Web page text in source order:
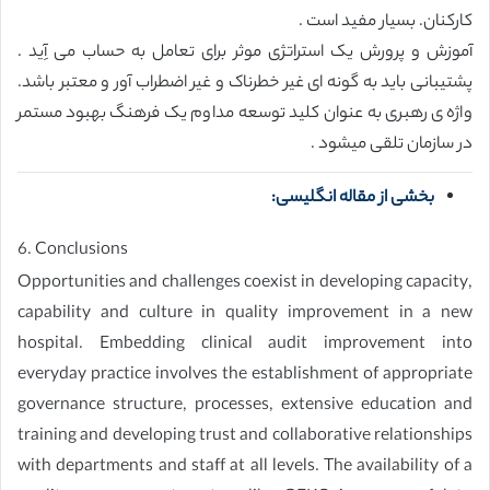
کارکنان. بسیار مفید است .
آموزش و پرورش یک استراتژی موثر برای تعامل به حساب می آِید .
پشتیبانی باید به گونه ای غیر خطرناک و غیر اضطراب آور و معتبر باشد.
واژه ی رهبری به عنوان کلید توسعه مداوم یک فرهنگ بهبود مستمر
در سازمان تلقی میشود .
بخشی از مقاله انگلیسی:
6. Conclusions
Opportunities and challenges coexist in developing capacity,
capability and culture in quality improvement in a new
hospital. Embedding clinical audit improvement into
everyday practice involves the establishment of appropriate
governance structure, processes, extensive education and
training and developing trust and collaborative relationships
with departments and staff at all levels. The availability of a